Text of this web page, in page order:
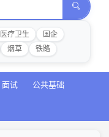
医疗卫生
国企
烟草 铁路
面试 公共基础